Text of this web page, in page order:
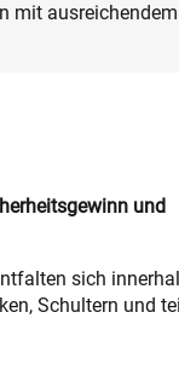
mit ausreichendem
und
sich
Schultern und